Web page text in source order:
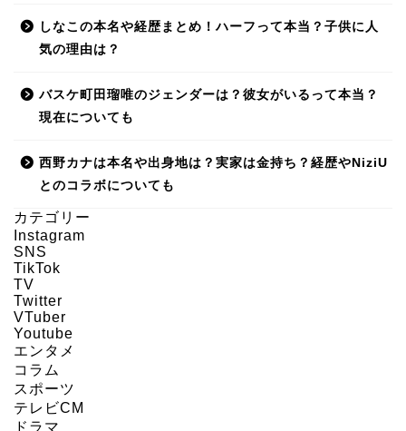
しなこの本名や経歴まとめ！ハーフって本当？子供に人
気の理由は？
バスケ町田瑠唯のジェンダーは？彼女がいるって本当？
現在についても
西野カナは本名や出身地は？実家は金持ち？経歴やNiziU
とのコラボについても
カテゴリー
Instagram
SNS
TikTok
TV
Twitter
VTuber
Youtube
エンタメ
コラム
スポーツ
テレビCM
ドラマ